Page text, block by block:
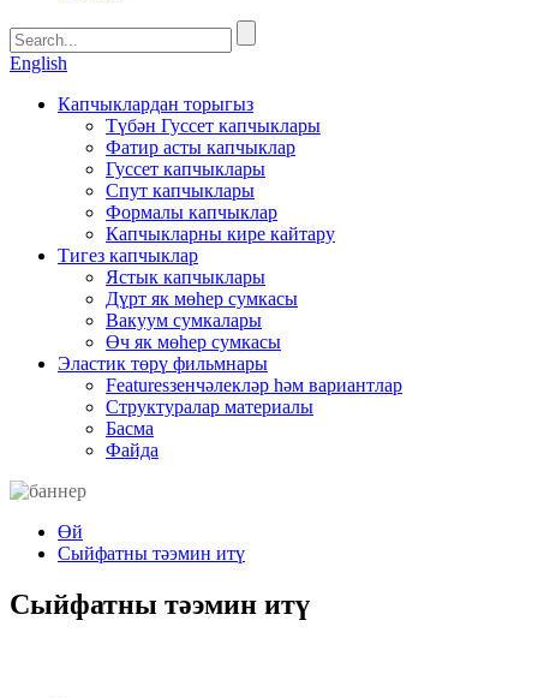
English
Капчыклардан торыгыз
Түбән Гуссет капчыклары
Фатир асты капчыклар
Гуссет капчыклары
Спут капчыклары
Формалы капчыклар
Капчыкларны кире кайтару
Тигез капчыклар
Ястык капчыклары
Дүрт як мөһер сумкасы
Вакуум сумкалары
Өч як мөһер сумкасы
Эластик төрү фильмнары
Featuresзенчәлекләр һәм вариантлар
Структуралар материалы
Басма
Файда
Өй
Сыйфатны тәэмин итү
Сыйфатны тәэмин итү